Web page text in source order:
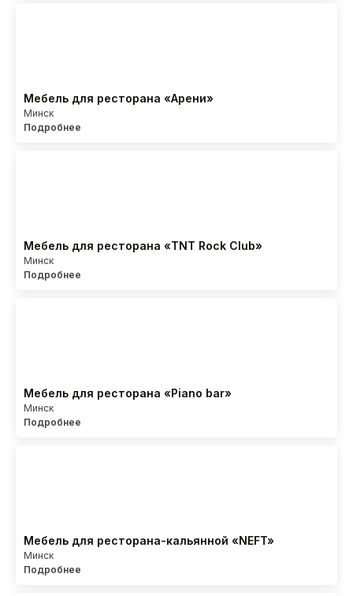
Мебель для ресторана «Арени»
Минск
Подробнее
Мебель для ресторана «TNT Rock Club»
Минск
Подробнее
Мебель для ресторана «Piano bar»
Минск
Подробнее
Мебель для ресторана-кальянной «NEFT»
Минск
Подробнее